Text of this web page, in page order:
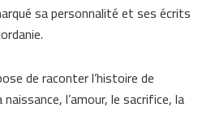
sa personnalité et ses écrits
de raconter l’histoire de
l’amour, le sacrifice, la